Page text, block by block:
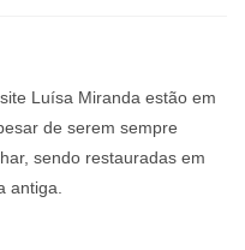
Luísa Miranda estão em
de serem sempre
sendo restauradas em
antiga.